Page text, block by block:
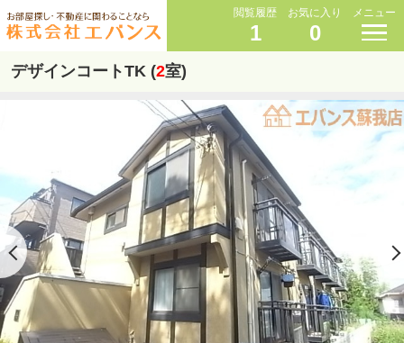
閲覧履歴
1
お気に入り
0
メニュー
デザインコートTK (2室)